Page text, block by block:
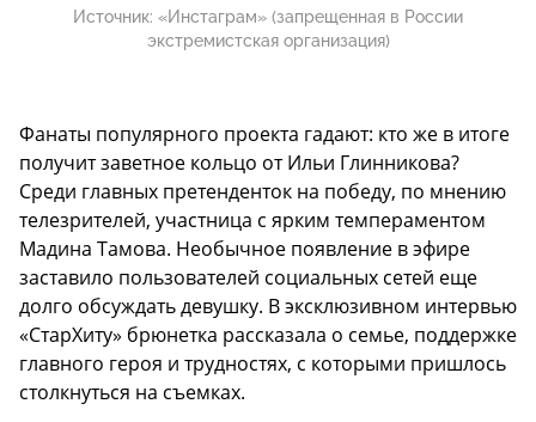
Источник: «Инстаграм» (запрещенная в России
экстремистская организация)
Фанаты популярного проекта гадают: кто же в итоге
получит заветное кольцо от Ильи Глинникова?
Среди главных претенденток на победу, по мнению
телезрителей, участница с ярким темпераментом
Мадина Тамова. Необычное появление в эфире
заставило пользователей социальных сетей еще
долго обсуждать девушку. В эксклюзивном интервью
«СтарХиту» брюнетка рассказала о семье, поддержке
главного героя и трудностях, с которыми пришлось
столкнуться на съемках.